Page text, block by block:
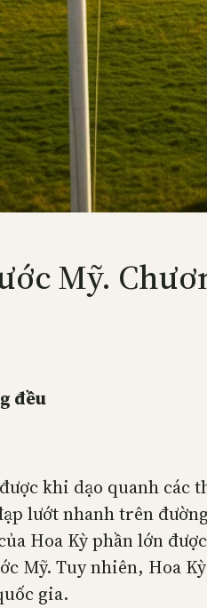
Mỹ.
đều
khi dạo quanh
lướt nhanh trên
Hoa Kỳ phần lớn
Mỹ. Tuy nhiên, Hoa
gia.